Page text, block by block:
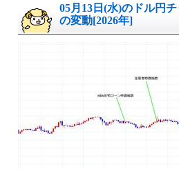
05月13日(水)のドル円
の変動[2026年]